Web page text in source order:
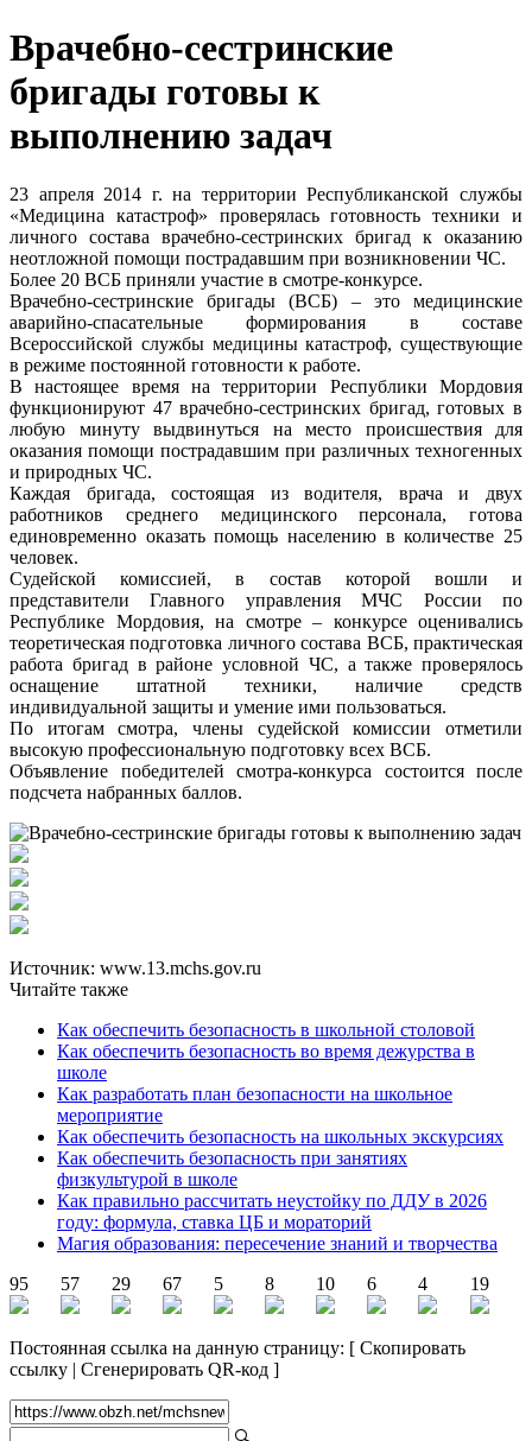
Врачебно-сестринские
бригады готовы к
выполнению задач
23 апреля 2014 г. на территории Республиканской службы
«Медицина катастроф» проверялась готовность техники и
личного состава врачебно-сестринских бригад к оказанию
неотложной помощи пострадавшим при возникновении ЧС.
Более 20 ВСБ приняли участие в смотре-конкурсе.
Врачебно-сестринские бригады (ВСБ) – это медицинские
аварийно-спасательные формирования в составе
Всероссийской службы медицины катастроф, существующие
в режиме постоянной готовности к работе.
В настоящее время на территории Республики Мордовия
функционируют 47 врачебно-сестринских бригад, готовых в
любую минуту выдвинуться на место происшествия для
оказания помощи пострадавшим при различных техногенных
и природных ЧС.
Каждая бригада, состоящая из водителя, врача и двух
работников среднего медицинского персонала, готова
единовременно оказать помощь населению в количестве 25
человек.
Судейской комиссией, в состав которой вошли и
представители Главного управления МЧС России по
Республике Мордовия, на смотре – конкурсе оценивались
теоретическая подготовка личного состава ВСБ, практическая
работа бригад в районе условной ЧС, а также проверялось
оснащение штатной техники, наличие средств
индивидуальной защиты и умение ими пользоваться.
По итогам смотра, члены судейской комиссии отметили
высокую профессиональную подготовку всех ВСБ.
Объявление победителей смотра-конкурса состоится после
подсчета набранных баллов.
Источник: www.13.mchs.gov.ru
Читайте также
Как обеспечить безопасность в школьной столовой
Как обеспечить безопасность во время дежурства в
школе
Как разработать план безопасности на школьное
мероприятие
Как обеспечить безопасность на школьных экскурсиях
Как обеспечить безопасность при занятиях
физкультурой в школе
Как правильно рассчитать неустойку по ДДУ в 2026
году: формула, ставка ЦБ и мораторий
Магия образования: пересечение знаний и творчества
95
57 29 67 5 8 10 6 4 19
Постоянная ссылка на данную страницу: [ Скопировать
ссылку | Сгенерировать QR-код ]